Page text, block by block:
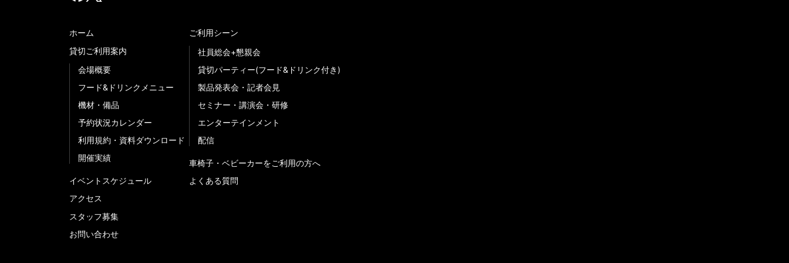
ホーム
貸切ご利用案内
会場概要
フード&ドリンクメニュー
機材・備品
予約状況カレンダー
利用規約・資料ダウンロード
開催実績
イベントスケジュール
アクセス
スタッフ募集
お問い合わせ
ご利用シーン
社員総会+懇親会
貸切パーティー(フード&ドリンク付き)
製品発表会・記者会見
セミナー・講演会・研修
エンターテインメント
配信
車椅子・ベビーカーをご利用の方へ
よくある質問